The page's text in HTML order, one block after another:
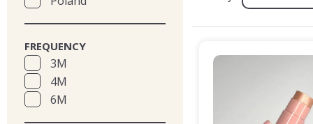
FREQUENCY
3M
4M
6M